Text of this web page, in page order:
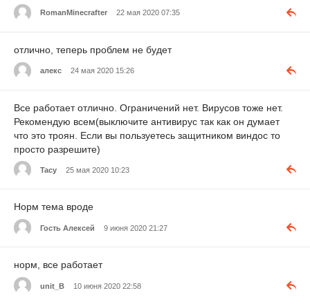
RomanMinecrafter 22 мая 2020 07:35
отлично, теперь проблем не будет
алекс 24 мая 2020 15:26
Все работает отлично. Ограничений нет. Вирусов тоже нет.
Рекомендую всем(выключите антивирус так как он думает
что это троян. Если вы пользуетесь защитником виндос то
просто разрешите)
Tacy 25 мая 2020 10:23
Норм тема вроде
Гость Алексей 9 июня 2020 21:27
норм, все работает
unit_B 10 июня 2020 22:58